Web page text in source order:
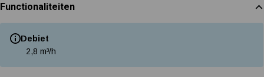
Functionaliteiten
Debiet
2,8 m³/h